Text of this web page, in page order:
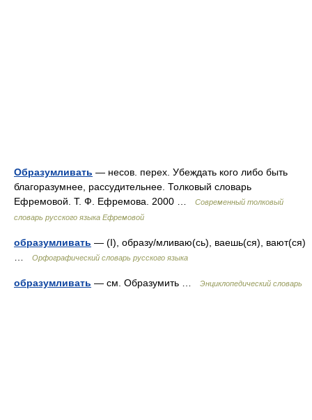
Образумливать — несов. перех. Убеждать кого либо быть
благоразумнее, рассудительнее. Толковый словарь
Ефремовой. Т. Ф. Ефремова. 2000 …
Современный толковый
словарь русского языка Ефремовой
образумливать — (I), образу/мливаю(сь), ваешь(ся), вают(ся)
Орфографический словарь русского языка
образумливать — см. Образумить … Энциклопедический словарь